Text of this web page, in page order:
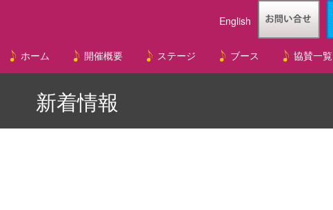
ホーム
開催概要
Festival Overview (Eng)
ラオフェス パレード
ステージ
ラオス伝統舞踊プログラム
出演アーティスト紹介
メインステージプログラム
サテライトステージ
ブース
出店団体募集ページ
出店団体一覧
エコステーション
協賛一覧
English
新着情報